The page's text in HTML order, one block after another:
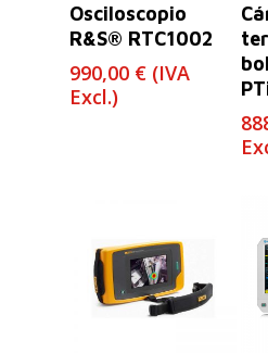
Osciloscopio
R&S® RTC1002
990,00 € (IVA
Excl.)